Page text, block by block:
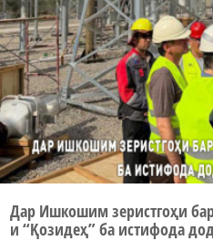
Дар Ишкошим зеристгоҳи
и “Қозидеҳ” ба истифода